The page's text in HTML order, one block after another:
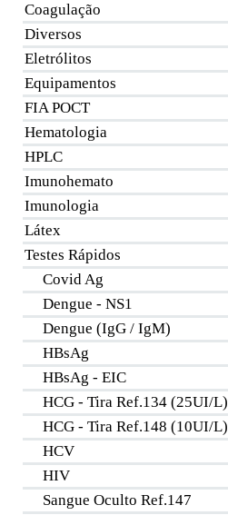
Coagulação
Diversos
Eletrólitos
Equipamentos
FIA POCT
Hematologia
HPLC
Imunohemato
Imunologia
Látex
Testes Rápidos
Covid Ag
Dengue - NS1
Dengue (IgG / IgM)
HBsAg
HBsAg - EIC
HCG - Tira Ref.134 (25UI/L)
HCG - Tira Ref.148 (10UI/L)
HCV
HIV
Sangue Oculto Ref.147